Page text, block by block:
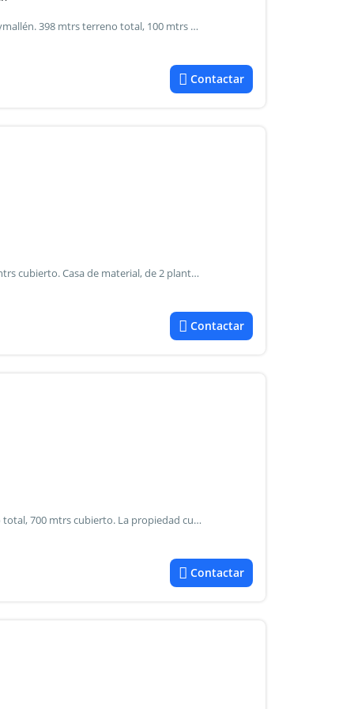
Vendo casa en barrio privado las palmas ii, corralitos, guaymallén. 398 mtrs terreno total, 100 mtrs cubierto. La propiedad cuenta con 3 habitaciones, una en suite, 2 baños, lavandería, cocina comedor, living, quincho de 6x3 con piscina de 6x3. Entrega en septiembre del 2026. Recibe permuta. Zelta inmobiliaria
Contactar
Se vende casa en corralitos. 1100 mtrs terreno total, 150 mtrs cubierto. Casa de material, de 2 plantas, cocina comedor, living, 2 baños, 2 dormitorios, con placard y un vestidor, sala de estudio, en planta alta 1 habitación con placard, cochera cubierta para 2 vehículos, churrasquera, parquizado, riego por goteo, piscina de 6x3x140, calefacción a gas, aire acondicionado, quincho con pieza de guardado, 2 galpones de 15 x 3,50. Apta credito hipotecario. Zelta inmobiliaria
Contactar
Vendo casa en corralitos, guaymallén. 12.600 mtrs terreno total, 700 mtrs cubierto. La propiedad cuenta con cocina, living comedor, sala de estar, 4 habitaciones, una en suite con vestidor, placares, 5 baños, lavadero, cochera doble techada, patio interno, patio con 2 churrasqueras, amplio parquizado, riego por pozo, aire acondicionado, calefacción centralizada, galería, piscina. Zelta inmobiliaria
Contactar